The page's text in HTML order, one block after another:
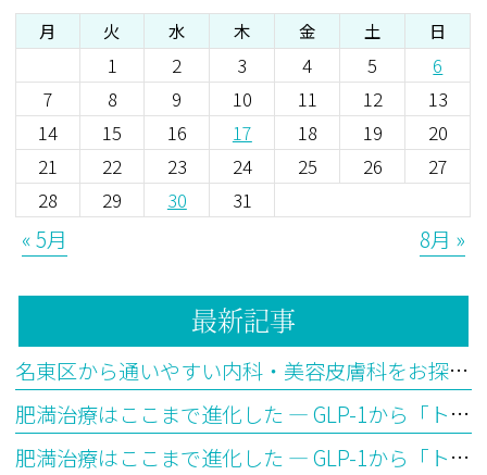
月 火 水 木 金 土 日
1 2 3 4 5
6
7
8 9 10 11 12
13
14
15 16 17 18 19
20
21
22 23 24 25 26
27
28
29 30 31
« 5月 8月 »
最新記事
名東区から通いやすい内科・美容皮膚科をお探しの方へ
肥満治療はここまで進化した ― GLP-1から「トリプルGアゴニスト」の時代へ【後編】
肥満治療はここまで進化した ― GLP-1から「トリプルGアゴニスト」の時代へ【前編】